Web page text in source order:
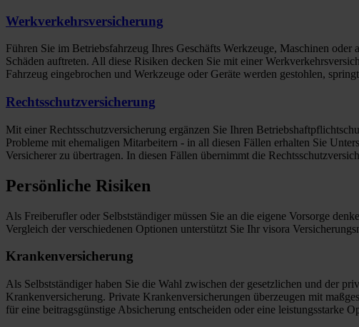
Werkverkehrsversicherung
Führen Sie im Betriebsfahrzeug Ihres Geschäfts Werkzeuge, Maschinen
Schäden auftreten. All diese Risiken decken Sie mit einer
Fahrzeug eingebrochen und Werkzeuge oder Geräte werden gestohlen,
Rechtsschutzversicherung
Mit einer Rechtsschutzversicherung ergänzen Sie Ihren
Probleme mit ehemaligen Mitarbeitern - in all diesen Fällen erhalten Sie
Versicherer zu übertragen. In diesen Fällen übernimmt die
Persönliche Risiken
Als Freiberufler oder Selbstständiger müssen Sie an die eigene Vorsorge
Vergleich der verschiedenen Optionen unterstützt Sie Ihr visora
Krankenversicherung
Als Selbstständiger haben Sie die Wahl zwischen der gesetzlichen und der
Krankenversicherung. Private Krankenversicherungen überzeugen mit
für eine beitragsgünstige Absicherung entscheiden oder eine leistungsstarke